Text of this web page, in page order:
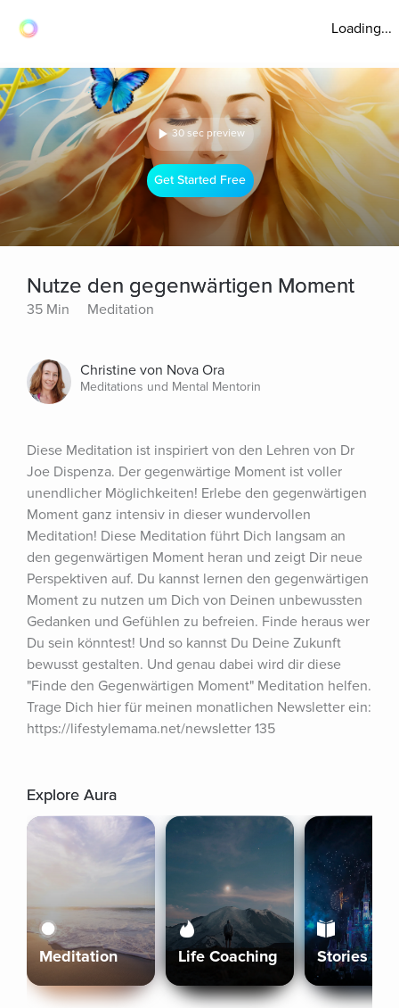
Loading...
30 sec preview
Get Started Free
Nutze den gegenwärtigen Moment
35 Min Meditation
Christine von Nova Ora
Meditations und Mental Mentorin
Diese Meditation ist inspiriert von den Lehren von Dr
Joe Dispenza. Der gegenwärtige Moment ist voller
unendlicher Möglichkeiten! Erlebe den gegenwärtigen
Moment ganz intensiv in dieser wundervollen
Meditation! Diese Meditation führt Dich langsam an
den gegenwärtigen Moment heran und zeigt Dir neue
Perspektiven auf. Du kannst lernen den gegenwärtigen
Moment zu nutzen um Dich von Deinen unbewussten
Gedanken und Gefühlen zu befreien. Finde heraus wer
Du sein könntest! Und so kannst Du Deine Zukunft
bewusst gestalten. Und genau dabei wird dir diese
"Finde den Gegenwärtigen Moment" Meditation helfen.
Trage Dich hier für meinen monatlichen Newsletter ein:
https://lifestylemama.net/newsletter 135
Explore Aura
Meditation Life Coaching Stories